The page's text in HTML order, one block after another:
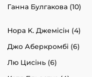
Ганна Булгакова (10)
Нора K. Джемісін (4)
Джо Аберкромбі (6)
Лю Цисінь (6)